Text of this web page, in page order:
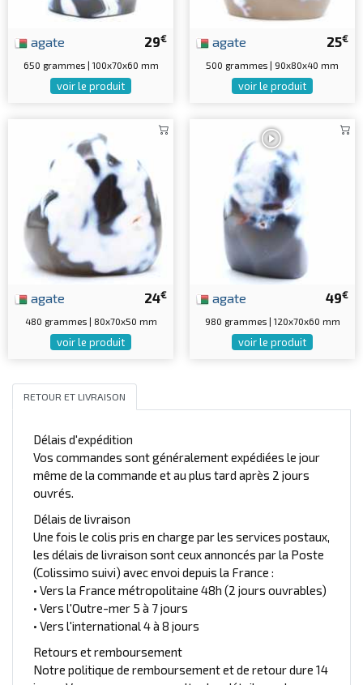
29€
agate
650 grammes | 100x70x60 mm
voir le produit
25€
agate
500 grammes | 90x80x40 mm
voir le produit
24€
agate
480 grammes | 80x70x50 mm
voir le produit
49€
agate
980 grammes | 120x70x60 mm
voir le produit
RETOUR ET LIVRAISON
Délais d'expédition
Vos commandes sont généralement expédiées le jour
même de la commande et au plus tard après 2 jours
ouvrés.
Délais de livraison
Une fois le colis pris en charge par les services postaux,
les délais de livraison sont ceux annoncés par la Poste
(Colissimo suivi) avec envoi depuis la France :
• Vers la France métropolitaine 48h (2 jours ouvrables)
• Vers l'Outre-mer 5 à 7 jours
• Vers l'international 4 à 8 jours
Retours et remboursement
Notre politique de remboursement et de retour dure 14